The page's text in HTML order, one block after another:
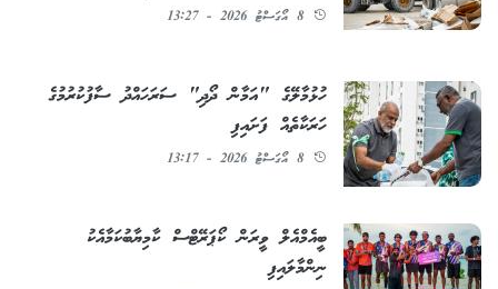
8 އޯގަސްޓު 2026 - 13:27
ހުޅުމާލޭގެ "އަމާން ދޯދި" ސަރަހައްދު ސާފުކުރުމުގެ
ހަރަކާތެއް ފަށައިފި
8 އޯގަސްޓު 2026 - 13:17
ބީއެމްއެލް ވީރަން ކޯޕަރޭޓްސް ކާމިޔާބުކަމާއެކު
ނިންމާލައިފި